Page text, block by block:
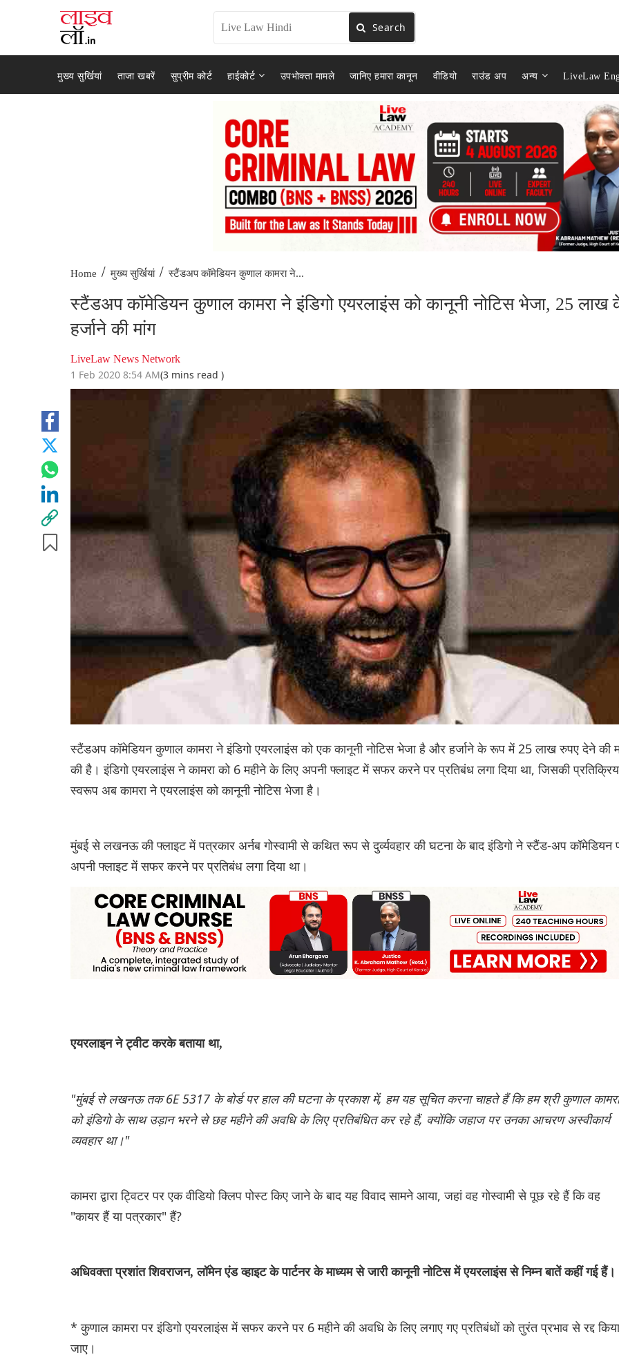
Search
मुख्य सुर्खियां ताजा खबरें सुप्रीम कोर्ट हाईकोर्ट उपभोक्ता मामले जानिए हमारा कानून वीडियो राउंड अप अन्य LiveLaw
Home / मुख्य सुर्खियां / स्टैंडअप कॉमेडियन कुणाल कामरा ने...
स्टैंडअप कॉमेडियन कुणाल कामरा ने इंडिगो एयरलाइंस को कानूनी नोटिस भेजा, 25 लाख
हर्जाने की मांग
LiveLaw News Network
1 Feb 2020 8:54 AM(3 mins read )
स्टैंडअप कॉमेडियन कुणाल कामरा ने इंडिगो एयरलाइंस को एक कानूनी नोटिस भेजा है और हर्जाने के रूप में 25 लाख रुपए देने की
की है। इंडिगो एयरलाइंस ने कामरा को 6 महीने के लिए अपनी फ्लाइट में सफर करने पर प्रतिबंध लगा दिया था, जिसकी
स्वरूप अब कामरा ने एयरलाइंस को कानूनी नोटिस भेजा है।
मुंबई से लखनऊ की फ्लाइट में पत्रकार अर्नब गोस्वामी से कथित रूप से दुर्व्यवहार की घटना के बाद इंडिगो ने स्टैंड-अप कॉमेडियन
अपनी फ्लाइट में सफर करने पर प्रतिबंध लगा दिया था।
एयरलाइन ने ट्वीट करके बताया था,
"मुंबई से लखनऊ तक 6E 5317 के बोर्ड पर हाल की घटना के प्रकाश में, हम यह सूचित करना चाहते हैं कि हम श्री कुणाल कामरा
को इंडिगो के साथ उड़ान भरने से छह महीने की अवधि के लिए प्रतिबंधित कर रहे हैं, क्योंकि जहाज पर उनका आचरण अस्वीकार्य
व्यवहार था।"
कामरा द्वारा ट्विटर पर एक वीडियो क्लिप पोस्ट किए जाने के बाद यह विवाद सामने आया, जहां वह गोस्वामी से पूछ रहे हैं कि वह
"कायर हैं या पत्रकार" हैं?
अधिवक्ता प्रशांत शिवराजन, लॉमेन एंड व्हाइट के पार्टनर के माध्यम से जारी कानूनी नोटिस में एयरलाइंस से निम्न बातें कहीं गई हैं।
* कुणाल कामरा पर इंडिगो एयरलाइंस में सफर करने पर 6 महीने की अवधि के लिए लगाए गए प्रतिबंधों को तुरंत प्रभाव से रद्द किया
जाए।